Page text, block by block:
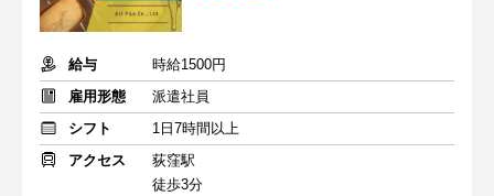
給与
時給1500円
雇用形態
派遣社員
シフト
1日7時間以上
アクセス
荻窪駅
徒歩3分